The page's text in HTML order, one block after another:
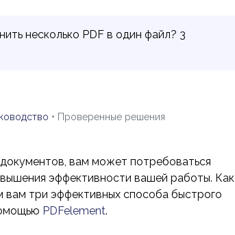
несколько PDF в один файл? 3
• Проверенные решения
вам может потребоваться
эффективности вашей работы. Как
три эффективных способа быстрого
PDFelement.